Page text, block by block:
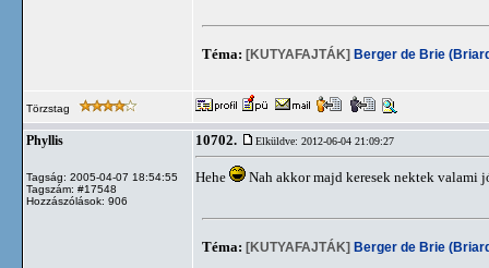
Téma: [KUTYAFAJTÁK] Berger de Brie
Törzstag
Phyllis
Tagság: 2005-04-07 18:54:55
Tagszám: #17548
Hozzászólások: 906
10702. Elküldve: 2012-06-04 21:09:27
Hehe Nah akkor majd keresek nektek valami
Téma: [KUTYAFAJTÁK] Berger de Brie